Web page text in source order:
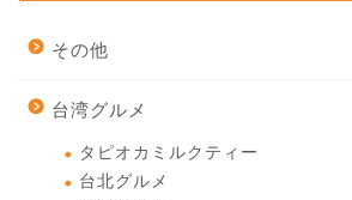
その他
台湾グルメ
タピオカミルクティー
台北グルメ